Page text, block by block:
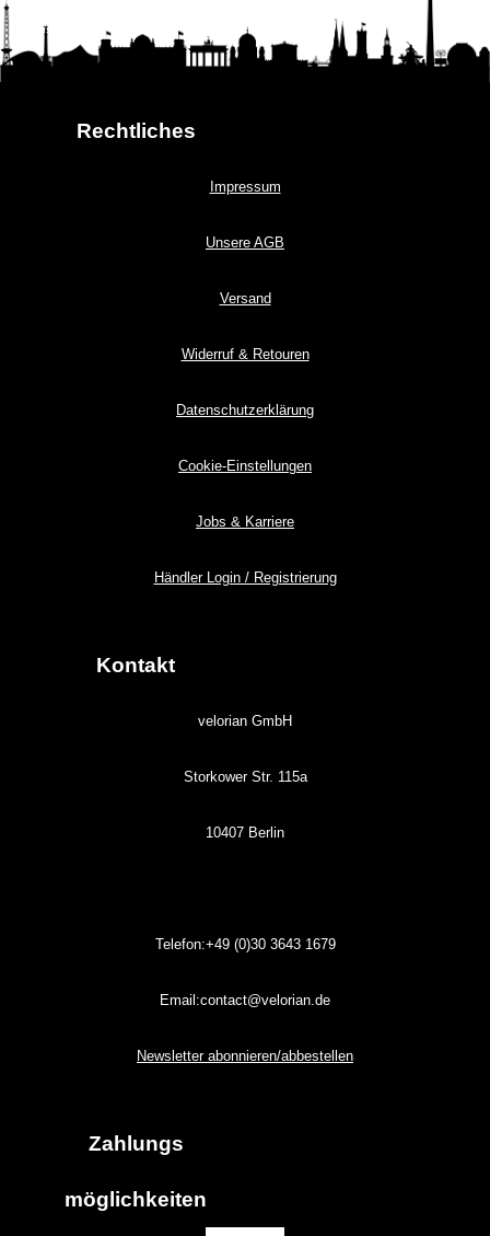
Rechtliches
Impressum
Unsere AGB
Versand
Widerruf & Retouren
Datenschutzerklärung
Cookie-Einstellungen
Jobs & Karriere
Händler Login / Registrierung
Kontakt
velorian GmbH
Storkower Str. 115a
10407 Berlin
Telefon:+49 (0)3036431679
Email:contact@velorian.de
Newsletter abonnieren/abbestellen
Zahlungs
möglich keiten